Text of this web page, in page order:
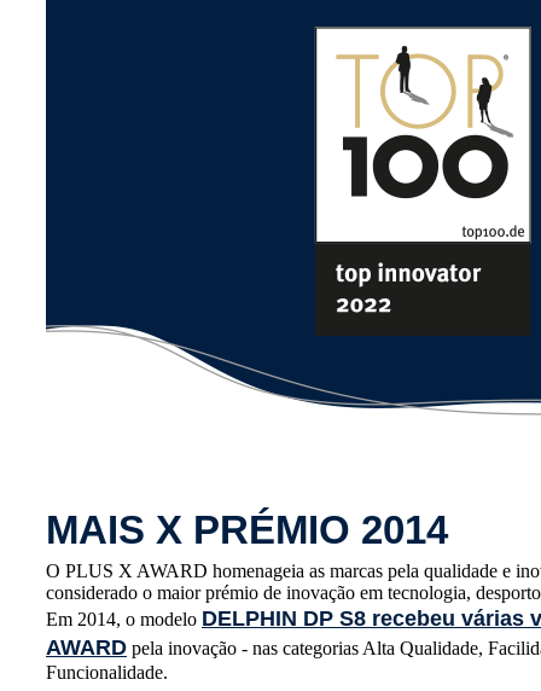
MAIS X PRÉMIO 2014
O PLUS X AWARD homenageia as marcas pela qualidade e
considerado o maior prémio de inovação em tecnologia,
Em 2014, o modelo DELPHIN DP S8 recebeu várias
AWARD pela inovação - nas categorias Alta Qualidade,
Funcionalidade.